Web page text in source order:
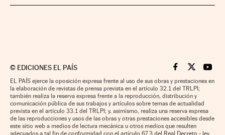
© EDICIONES EL PAÍS Cinco Días en
Cinco Días
Cinco
EL PAÍS ejerce la oposición expresa frente al uso de sus obras y prestaciones en
la elaboración de revistas de prensa prevista en el artículo 32.1 del TRLPI;
también realiza la reserva expresa frente a la reproducción, distribución y
comunicación pública de sus trabajos y artículos sobre temas de actualidad
prevista en el artículo 33.1 del TRLPI; y, asimismo, realiza una reserva expresa
de las reproducciones y usos de las obras y otras prestaciones accesibles desde
este sitio web a medios de lectura mecánica u otros medios que resulten
adecuados a tal fin de conformidad con el artículo 67.3 del Real Decreto - ley